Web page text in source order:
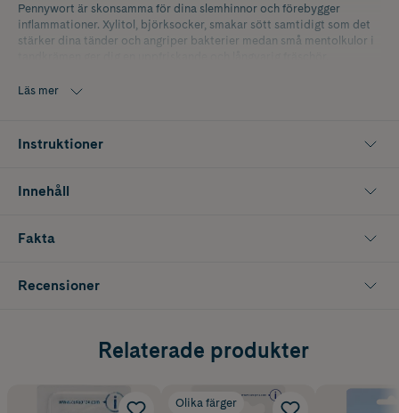
Pennywort är skonsamma för dina slemhinnor och förebygger
inflammationer. Xylitol, björksocker, smakar sött samtidigt som det
stärker dina tänder och angriper bakterier medan små mentolkulor i
Curaprox Be You innehåller även glukosoxidas, ett naturligt enzym
sin tur leder till skonsam blekning.
Läs mer
Instruktioner
Innehåll
Fakta
Recensioner
Relaterade produkter
Olika färger